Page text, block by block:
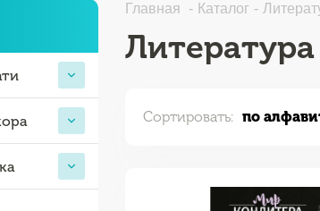
Главная Каталог
Сортировать: по